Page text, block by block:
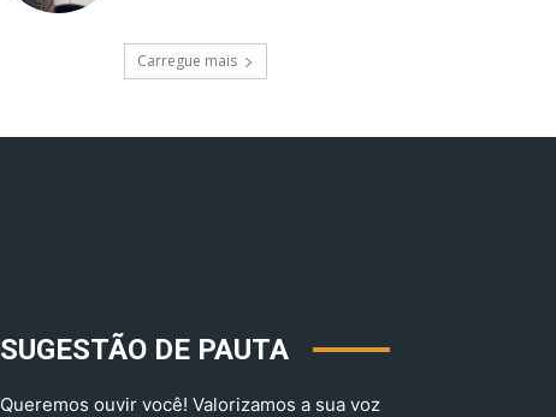
Carregue mais
SUGESTÃO DE PAUTA
Queremos ouvir você! Valorizamos a sua voz